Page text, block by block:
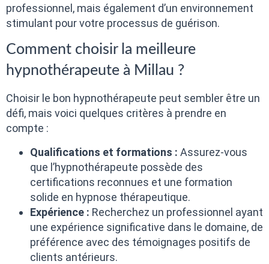
professionnel, mais également d’un environnement
stimulant pour votre processus de guérison.
Comment choisir la meilleure
hypnothérapeute à Millau ?
Choisir le bon hypnothérapeute peut sembler être un
défi, mais voici quelques critères à prendre en
compte :
Qualifications et formations : Assurez-vous
que l’hypnothérapeute possède des
certifications reconnues et une formation
solide en hypnose thérapeutique.
Expérience : Recherchez un professionnel ayant
une expérience significative dans le domaine, de
préférence avec des témoignages positifs de
clients antérieurs.